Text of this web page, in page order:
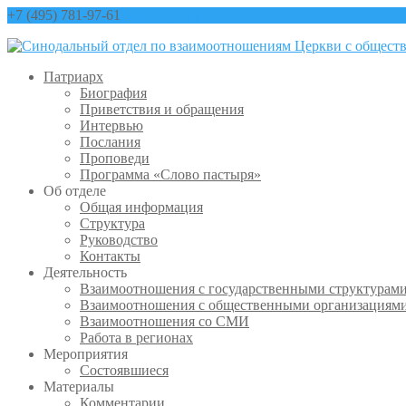
+7 (495) 781-97-61
Патриарх
Биография
Приветствия и обращения
Интервью
Послания
Проповеди
Программа «Слово пастыря»
Об отделе
Общая информация
Структура
Руководство
Контакты
Деятельность
Взаимоотношения с государственными
Взаимоотношения с общественными
Взаимоотношения со СМИ
Работа в регионах
Мероприятия
Состоявшиеся
Материалы
Комментарии